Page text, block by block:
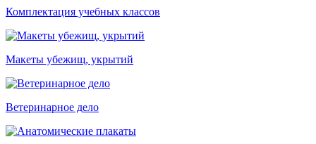
Комплектация учебных классов
Макеты убежищ, укрытий
Ветеринарное дело